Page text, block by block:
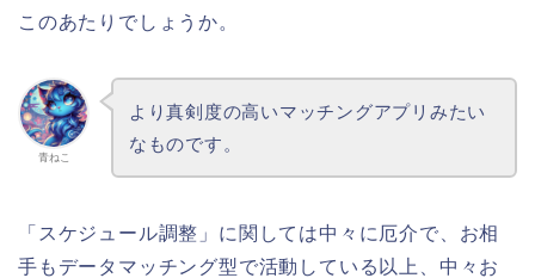
このあたりでしょうか。
青ねこ
より真剣度の高いマッチングアプリみたい
なものです。
「スケジュール調整」に関しては中々に厄介で、お相
手もデータマッチング型で活動している以上、中々お